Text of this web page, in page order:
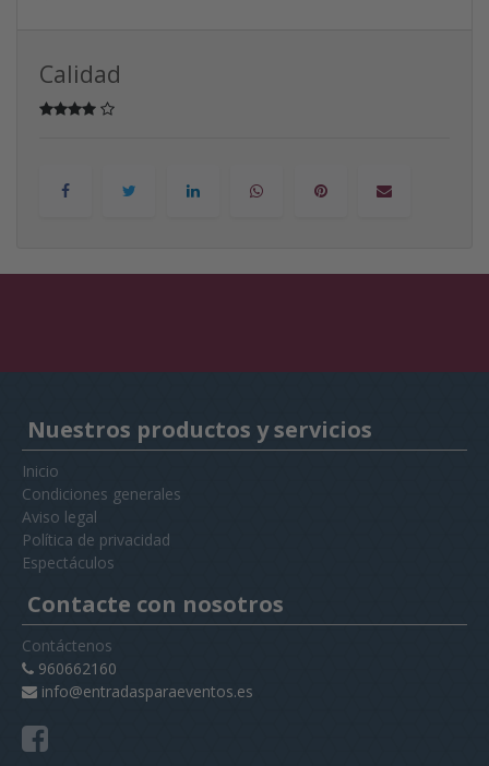
Calidad
Nuestros productos y servicios
Inicio
Condiciones generales
Aviso legal
Política de privacidad
Espectáculos
Contacte con nosotros
Contáctenos
960662160
info@entradasparaeventos.es